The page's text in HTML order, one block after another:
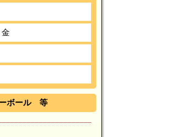
ーボール 等